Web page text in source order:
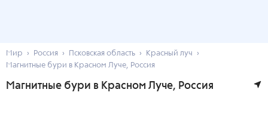
Мир Россия Псковская область
Красный луч
Магнитные бури в Красном Луче, Россия
Магнитные бури в Красном Луче, Россия